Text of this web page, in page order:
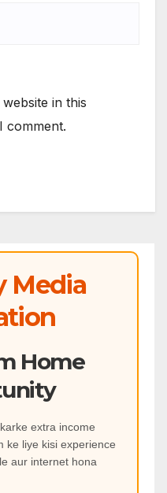
in this
comment.
Media
Home
extra income
ke liye kisi experience
aur internet hona